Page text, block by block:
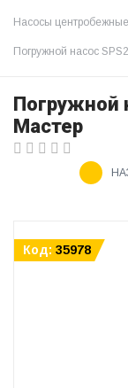
Насосы
Погружной насос
Погружной
Мастер
Код: 35978